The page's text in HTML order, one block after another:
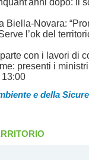
Biella-Novara:
l’ok del
con i lavori di
presenti i
e della